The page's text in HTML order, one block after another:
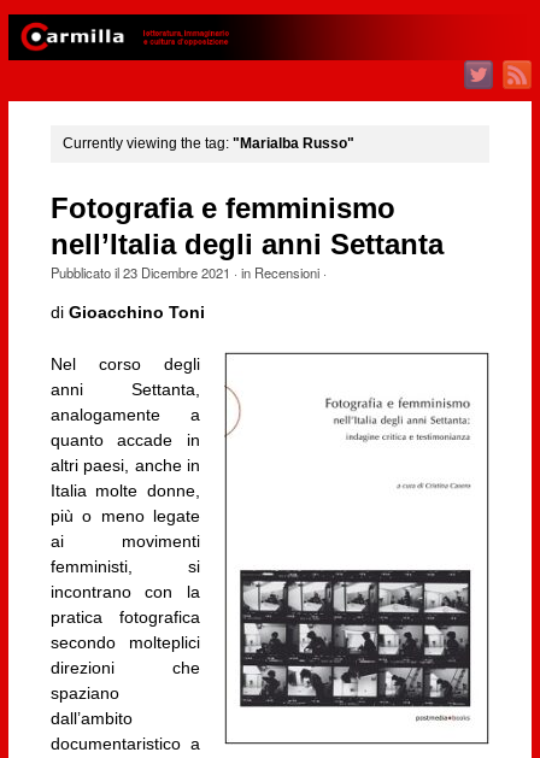
Currently viewing the tag: "Marialba Russo"
Fotografia e femminismo
nell’Italia degli anni Settanta
Pubblicato il23 Dicembre 2021 · in Recensioni·
di Gioacchino Toni
Nel corso degli
anni Settanta,
analogamente a
quanto accade in
altri paesi, anche in
Italia molte donne,
più o meno legate
ai movimenti
femministi, si
incontrano con la
pratica fotografica
secondo molteplici
direzioni che
spaziano
dall’ambito
documentaristico a